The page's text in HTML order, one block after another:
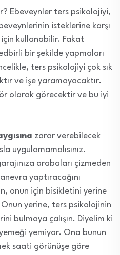
Ebeveynler ters psikolojiyi,
isteklerine karşı
kullanabilir. Fakat
bir şekilde yapmaları
ters psikolojiyi çok sık
ve işe yaramayacaktır.
olarak görecektir ve bu iyi
zarar verebilecek
uygulamamalısınız.
arabaları çizmeden
yaptıracağını
onun için bisikletini yerine
Onun yerine, ters psikolojinin
bulmaya çalışın. Diyelim ki
yemiyor. Ona bunun
saati görünüşe göre